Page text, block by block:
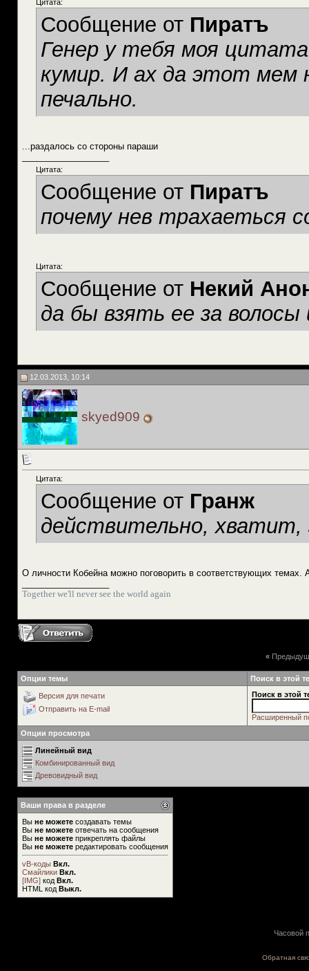
Цитата:
Сообщение от Пиратъ
Генер у тебя моя
кумир. И ах да этот мем
печально.
...раздалось со стороны параши
Цитата:
Сообщение от Пиратъ
почему нев трахаеться
Цитата:
Сообщение от Некий
да бы взять ее за
12.03.2013, 10:14
skyed909
Цитата:
Сообщение от Гранж
действительно, хватит,
О личности Кобейна можно поговорить в соответствующих темах.
Together we'll never see the world again
«
Опции темы Поиск в этой
Версия для печати
Отправить на E-mail
Поиск в этой
Расширенный
Опции просмотра
Линейный вид
Комбинированный вид
Древовидный вид
Ваши права в разделе
Вы не можете создавать темы
Вы не можете отвечать на сообщения
Вы не можете прикреплять файлы
Вы не можете редактировать сообщения
vB-коды Вкл.
Смайлики Вкл.
[IMG] код Вкл.
HTML код Выкл.
Часовой
Обратная